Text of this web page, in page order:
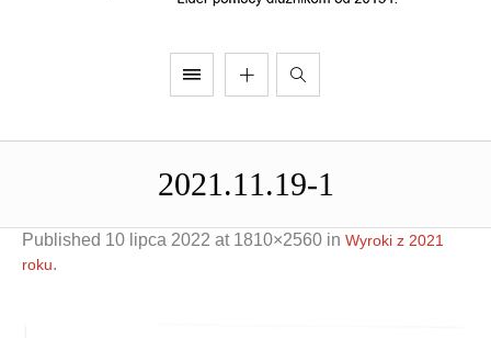
2021.11.19-1
Published 10 lipca 2022 at 1810×2560 in Wyroki z 2021
roku.